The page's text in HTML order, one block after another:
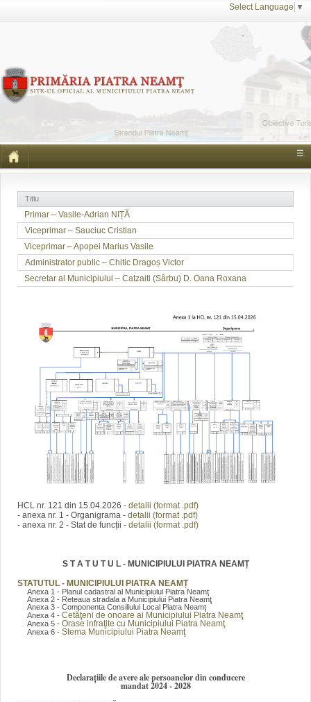
Select Language ▼
☰
Titlu
Primar – Vasile-Adrian NIȚĂ
Viceprimar – Sauciuc Cristian
Viceprimar – Apopei Marius Vasile
Administrator public – Chitic Dragoș Victor
Secretar al Municipiului – Catzaiti (Sârbu) D. Oana Roxana
HCL nr. 121 din 15.04.2026 - detalii (format .pdf)
- anexa nr. 1 - Organigrama - detalii (format .pdf)
- anexa nr. 2 - Stat de funcții - detalii (format .pdf)
S T A T U T U L - MUNICIPIULUI PIATRA NEAMȚ
STATUTUL - MUNICIPIULUI PIATRA NEAMȚ
Anexa 1 - Planul cadastral al Municipiului Piatra Neamţ
Anexa 2 - Reteaua stradala a Municipiului Piatra Neamţ
Anexa 3 - Componenta Consiliului Local Piatra Neamţ
Anexa 4 - Cetăţeni de onoare ai Municipiului Piatra Neamţ
Anexa 5 - Orase infraţite cu Municipiului Piatra Neamţ
Anexa 6 - Stema Municipiului Piatra Neamţ
Declarațiile de avere ale persoanelor din conducere
mandat 2024 - 2028